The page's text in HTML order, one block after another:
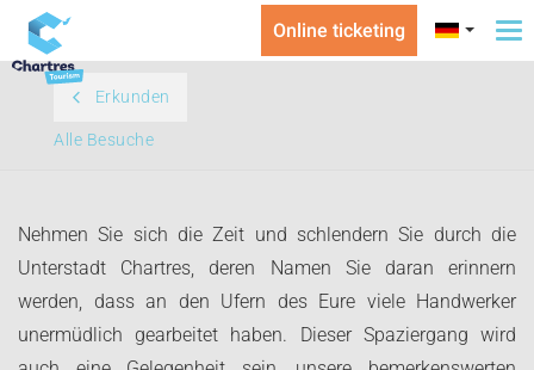
Online ticketing
Erkunden
Alle Besuche
Nehmen Sie sich die Zeit und schlendern Sie durch die
Unterstadt Chartres, deren Namen Sie daran erinnern
werden, dass an den Ufern des Eure viele Handwerker
unermüdlich gearbeitet haben. Dieser Spaziergang wird